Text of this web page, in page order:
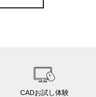
CADお試し体験